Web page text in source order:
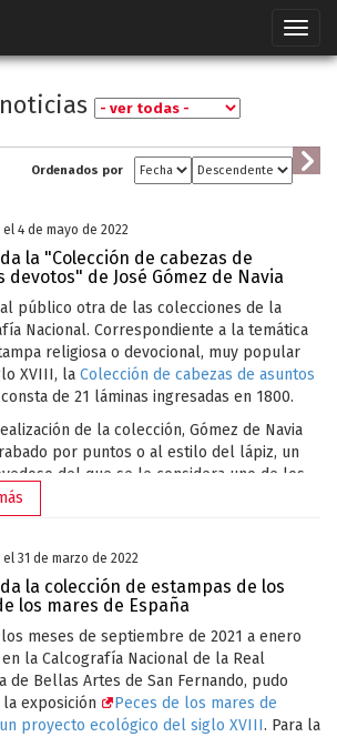
Ordenados por
4 de mayo de 2022
la "Colección de cabezas de
devotos" de José Gómez de Navia
público otra de las colecciones de la
Nacional. Correspondiente a la temática
religiosa o devocional, muy popular
XVIII, la Colección de cabezas de asuntos
consta de 21 láminas ingresadas en 1800.
de la colección, Gómez de Navia
por puntos o al estilo del lápiz, un
del que se le considera uno de los
en España.
31 de marzo de 2022
la colección de estampas de los
los mares de España
meses de septiembre de 2021 a enero
en la Calcografía Nacional de la Real
de Bellas Artes de San Fernando, pudo
exposición
Peces de los mares de
un proyecto ecológico del siglo XVIII. Para la